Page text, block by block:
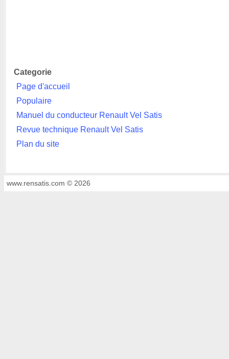
Categorie
Page d'accueil
Populaire
Manuel du conducteur Renault Vel Satis
Revue technique Renault Vel Satis
Plan du site
www.rensatis.com © 2026